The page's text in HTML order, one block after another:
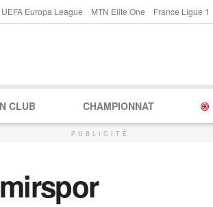
UEFA Europa League MTN Elite One France Ligue 1
CLUB CHAMPIONNAT
PUBLICITÉ